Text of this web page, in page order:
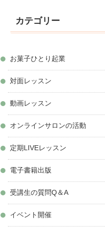
カテゴリー
お菓子ひとり起業
対面レッスン
動画レッスン
オンラインサロンの活動
定期LIVEレッスン
電子書籍出版
受講生の質問Q＆A
イベント開催